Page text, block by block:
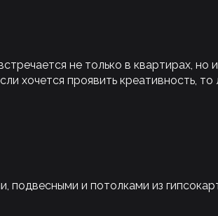
не только в квартирах, но
хочется проявить креативность,
подвесными и потолками из